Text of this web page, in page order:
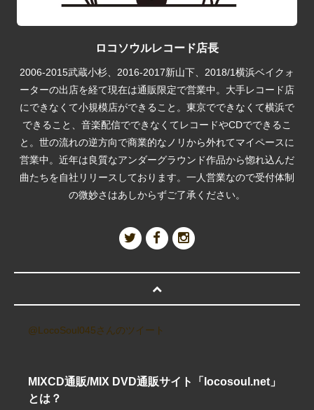
ロコソウルレコード店長
2006-2015武蔵小杉、2016-2017新山下、2018/1横浜ベイクォ
ーターの出店を経て現在は通販限定で営業中。大手レコード店
にできなくて小規模店ができること。東京でできなくて横浜で
できること、音楽配信でできなくてレコードやCDでできるこ
と。世の流れの逆方向で商業的なノリから外れてマイペースに
営業中。近年は良質なアンダーグラウンド作品から惚れ込んだ
曲たちを自社リリースしております。一人営業なので受付体制
の微妙さはあしからずご了承ください。
@LocoSoul045さんのツイート
MIXCD通販/MIX DVD通販サイト「locosoul.net」
とは？